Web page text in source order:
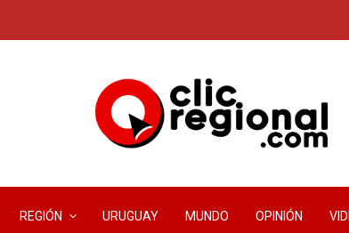
REGIÓN URUGUAY MUNDO OPINIÓN